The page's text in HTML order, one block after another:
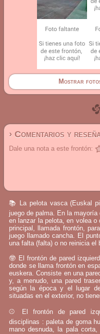
Mostrar
› Comentarios y
Dale una nota a este frontón:
📚 La pelota vasca (Euskal
juego de palma. En la
en lanzar la pelota, en volea o
principal, llamada frontón,
juego llamado cancha. El
una falta (falta) o no reinicia el
🤓 El frontón de pared
donde se llama frontón en
euskera. Consiste en una
y, a menudo, una pared
según la época y el lugar
situadas en el exterior, no
⚾ El frontón de pared
disciplinas : paleta de goma
mano desnuda, la pala